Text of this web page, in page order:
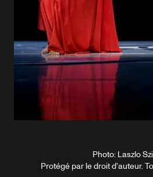
Photo: Laszlo
Protégé par le droit d'auteur.